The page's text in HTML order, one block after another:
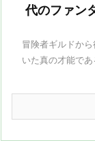
代のファン
冒険者ギルドか
いた真の才能で